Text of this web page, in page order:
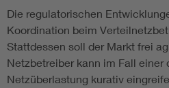
Die regulatorischen
Koordination beim
Stattdessen soll der Markt frei
Netzbetreiber kann im Fall einer
Netzüberlastung kurativ